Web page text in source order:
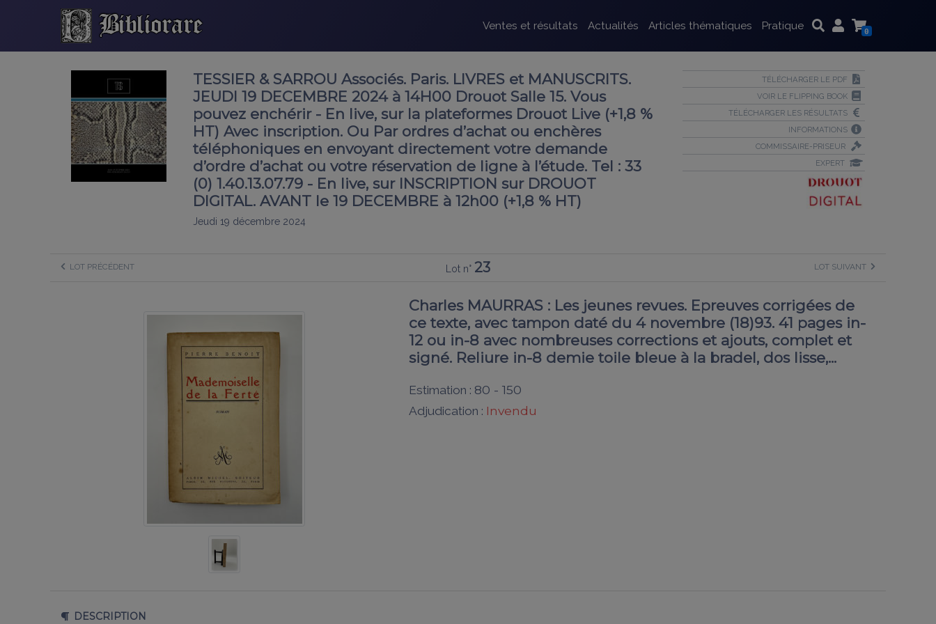
Ventes et résultats Actualités Articles thématiques Pratique 0
TESSIER & SARROU Associés. Paris. LIVRES et MANUSCRITS.
JEUDI 19 DECEMBRE 2024 à 14H00 Drouot Salle 15. Vous
pouvez enchérir - En live, sur la plateformes Drouot Live (+1,8 %
HT) Avec inscription. Ou Par ordres d’achat ou enchères
téléphoniques en envoyant directement votre demande
d’ordre d’achat ou votre réservation de ligne à l’étude. Tel : 33
(0) 1.40.13.07.79 - En live, sur INSCRIPTION sur DROUOT
DIGITAL. AVANT le 19 DECEMBRE à 12h00 (+1,8 % HT)
Jeudi 19 décembre 2024
TÉLÉCHARGER LE PDF
VOIR LE FLIPPING BOOK
TÉLÉCHARGER LES RÉSULTATS
INFORMATIONS
COMMISSAIRE-PRISEUR
EXPERT
LOT PRÉCÉDENT Lot n° 23 LOT SUIVANT
Charles MAURRAS : Les jeunes revues. Epreuves corrigées de
ce texte, avec tampon daté du 4 novembre (18)93. 41 pages in-
12 ou in-8 avec nombreuses corrections et ajouts, complet et
signé. Reliure in-8 demie toile bleue à la bradel, dos lisse,...
Estimation : 80 - 150
Adjudication : Invendu
DESCRIPTION